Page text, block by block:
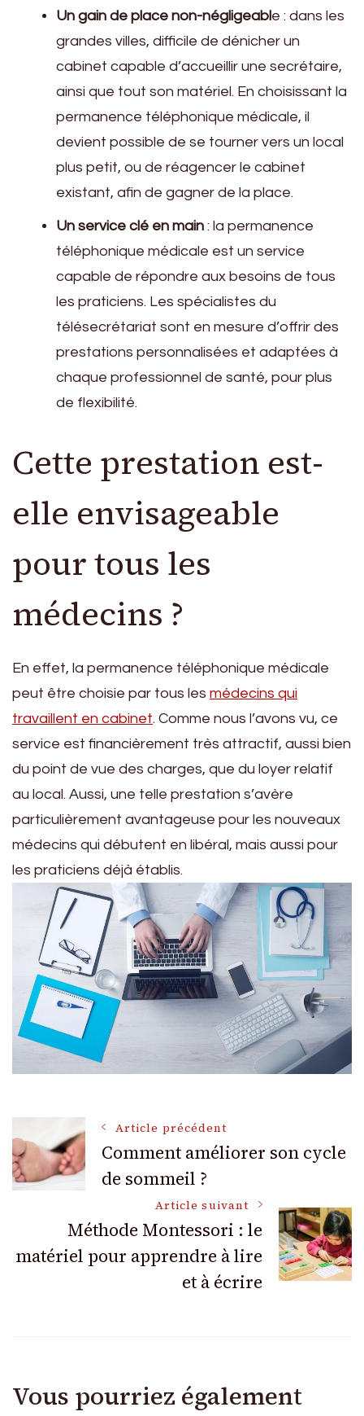
Un gain de place non-négligeable : dans les
grandes villes, difficile de dénicher un
cabinet capable d’accueillir une secrétaire,
ainsi que tout son matériel. En choisissant la
permanence téléphonique médicale, il
devient possible de se tourner vers un local
plus petit, ou de réagencer le cabinet
existant, afin de gagner de la place.
Un service clé en main : la permanence
téléphonique médicale est un service
capable de répondre aux besoins de tous
les praticiens. Les spécialistes du
télésecrétariat sont en mesure d’offrir des
prestations personnalisées et adaptées à
chaque professionnel de santé, pour plus
de flexibilité.
Cette prestation est-
elle envisageable
pour tous les
médecins ?
En effet, la permanence téléphonique médicale
peut être choisie par tous les médecins qui
travaillent en cabinet. Comme nous l’avons vu, ce
service est financièrement très attractif, aussi bien
du point de vue des charges, que du loyer relatif
au local. Aussi, une telle prestation s’avère
particulièrement avantageuse pour les nouveaux
médecins qui débutent en libéral, mais aussi pour
les praticiens déjà établis.
Navigation
des
articles
Article précédent
Comment améliorer son cycle
de sommeil ?
Article suivant
Méthode Montessori : le
matériel pour apprendre à lire
et à écrire
Vous pourriez également